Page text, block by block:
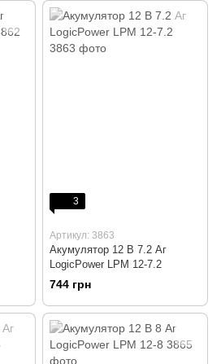
3
Артикул: 3863
Акумулятор 12 В 7.2 Аг
LogicPower LPM 12-7.2
744 грн